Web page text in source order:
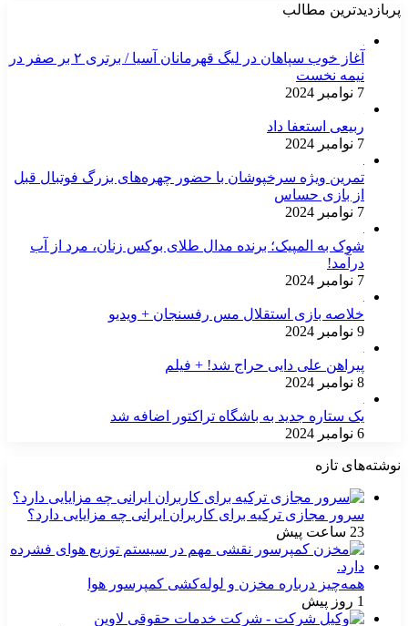
پربازدیدترین مطالب
آغاز خوب سپاهان در لیگ قهرمانان آسیا / برتری ۲ بر صفر در
نیمه نخست
7 نوامبر 2024
ربیعی استعفا داد
7 نوامبر 2024
تمرین ویژه سرخپوشان با حضور چهره‌های بزرگ فوتبال قبل
از بازی حساس
7 نوامبر 2024
شوک به المپیک؛ برنده مدال طلای بوکس زنان، مرد از آب
درآمد!
7 نوامبر 2024
خلاصه بازی استقلال مس رفسنجان + ویدیو
9 نوامبر 2024
پیراهن علی دایی حراج شد! + فیلم
8 نوامبر 2024
یک ستاره جدید به باشگاه تراکتور اضافه شد
6 نوامبر 2024
نوشته‌های تازه
سرور مجازی ترکیه برای کاربران ایرانی چه مزایایی دارد؟
23 ساعت پیش
همه‌چیز درباره مخزن و لوله‌کشی کمپرسور هوا
1 روز پیش